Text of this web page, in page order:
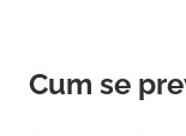
Cum se